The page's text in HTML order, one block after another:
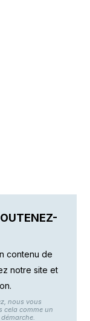
contenu de
notre site et
nous vous
cela comme un